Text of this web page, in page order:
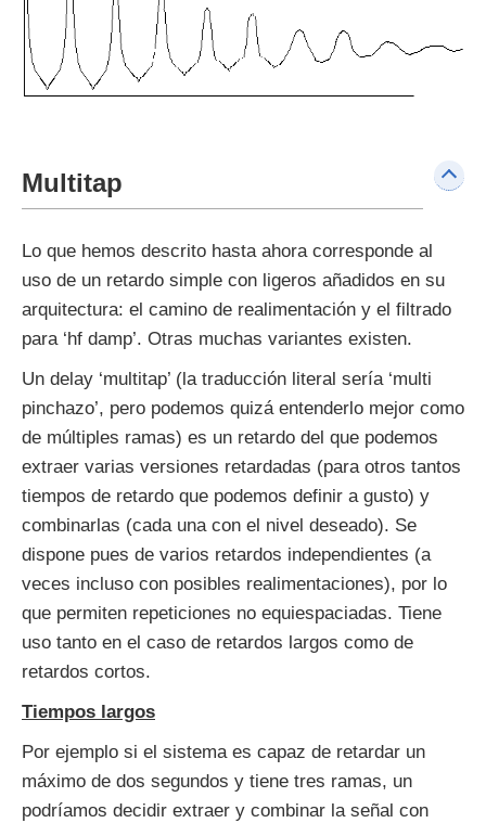
Multitap
Lo que hemos descrito hasta ahora corresponde al
uso de un retardo simple con ligeros añadidos en su
arquitectura: el camino de realimentación y el filtrado
para ‘hf damp’. Otras muchas variantes existen.
Un delay ‘multitap’ (la traducción literal sería ‘multi
pinchazo’, pero podemos quizá entenderlo mejor como
de múltiples ramas) es un retardo del que podemos
extraer varias versiones retardadas (para otros tantos
tiempos de retardo que podemos definir a gusto) y
combinarlas (cada una con el nivel deseado). Se
dispone pues de varios retardos independientes (a
veces incluso con posibles realimentaciones), por lo
que permiten repeticiones no equiespaciadas. Tiene
uso tanto en el caso de retardos largos como de
retardos cortos.
Tiempos largos
Por ejemplo si el sistema es capaz de retardar un
máximo de dos segundos y tiene tres ramas, un
podríamos decidir extraer y combinar la señal con